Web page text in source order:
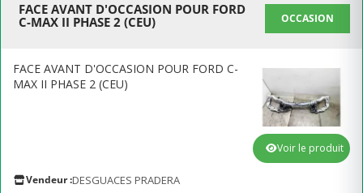
FACE AVANT D'OCCASION POUR FORD
C-MAX II PHASE 2 (CEU)
OCCASION
FACE AVANT D'OCCASION POUR FORD C-
MAX II PHASE 2 (CEU)
Vendeur :DESGUACES PRADERA
Voir le produit